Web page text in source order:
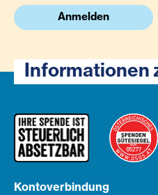
Anmelden
Informationen
Kontoverbindung